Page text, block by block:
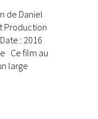
de Daniel
Production
: 2016
Ce film au
large